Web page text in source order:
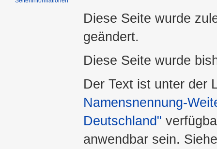
Diese Seite wurde
geändert.
Diese Seite wurde
Der Text ist unter der
Namensnennung-
Deutschland"
anwendbar sein.